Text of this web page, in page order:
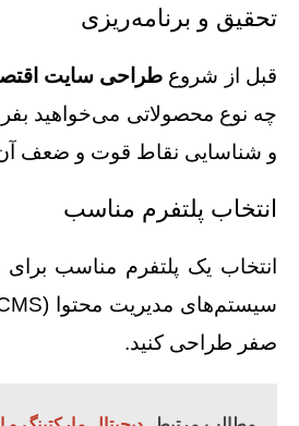
تحقیق و برنامه‌ریزی
قبل از شروع طراحی سایت
چه نوع محصولاتی می‌خواهید
و شناسایی نقاط قوت و ضعف
انتخاب پلتفرم مناسب
انتخاب یک پلتفرم مناسب برای
صفر طراحی کنید.